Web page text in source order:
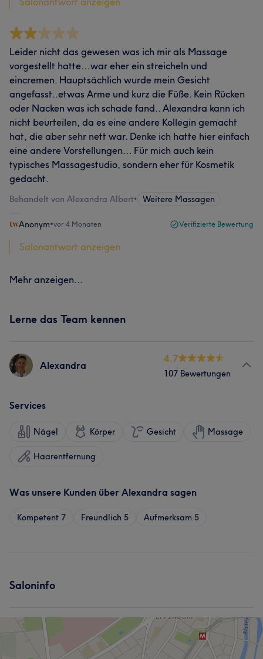
Leider nicht das gewesen was ich mir als Massage
vorgestellt hatte…war eher ein streicheln und
eincremen. Hauptsächlich wurde mein Gesicht
angefasst..etwas Arme und kurz die Füße. Kein Rücken
oder Nacken was ich schade fand.. Alexandra kann ich
nicht beurteilen, da es eine andere Kollegin gemacht
hat, die aber sehr nett war. Denke ich hatte hier einfach
eine andere Vorstellungen… Für mich auch kein
typisches Massagestudio, sondern eher für Kosmetik
gedacht.
Behandelt von Alexandra Albert• Weitere Massagen
Anonym•vor 4 Monaten Verifizierte Bewertung
Salonantwort anzeigen
Mehr anzeigen...
Lerne das Team kennen
Alexandra
4.7
107 Bewertungen
Services
Nägel Körper Gesicht Massage
Haarentfernung
Was unsere Kunden über Alexandra sagen
Kompetent 7 Freundlich 5 Aufmerksam 5
Saloninfo